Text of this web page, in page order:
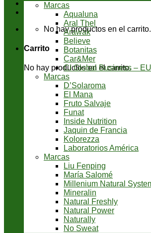
No hay productos en el carrito.
Carrito
No hay productos en el carrito.
Marcas
Aqualuna
Aral Thel
Arawak
Believe
Botanitas
Car&Mer
CI Global Business –
Marcas
D’Solaroma
El Mana
Fruto Salvaje
Funat
Inside Nutrition
Jaquin de Francia
Kolorezza
Laboratorios América
Marcas
Liu Fenping
María Salomé
Millenium Natural
Mineralin
Natural Freshly
Natural Power
Naturally
No Sweat